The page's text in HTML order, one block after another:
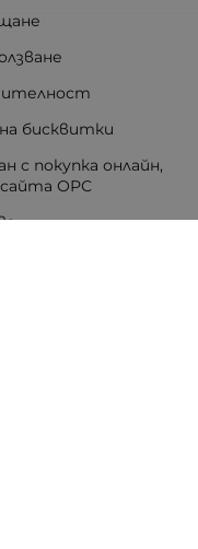
бисквитки
с покупка онлайн,
ОРС